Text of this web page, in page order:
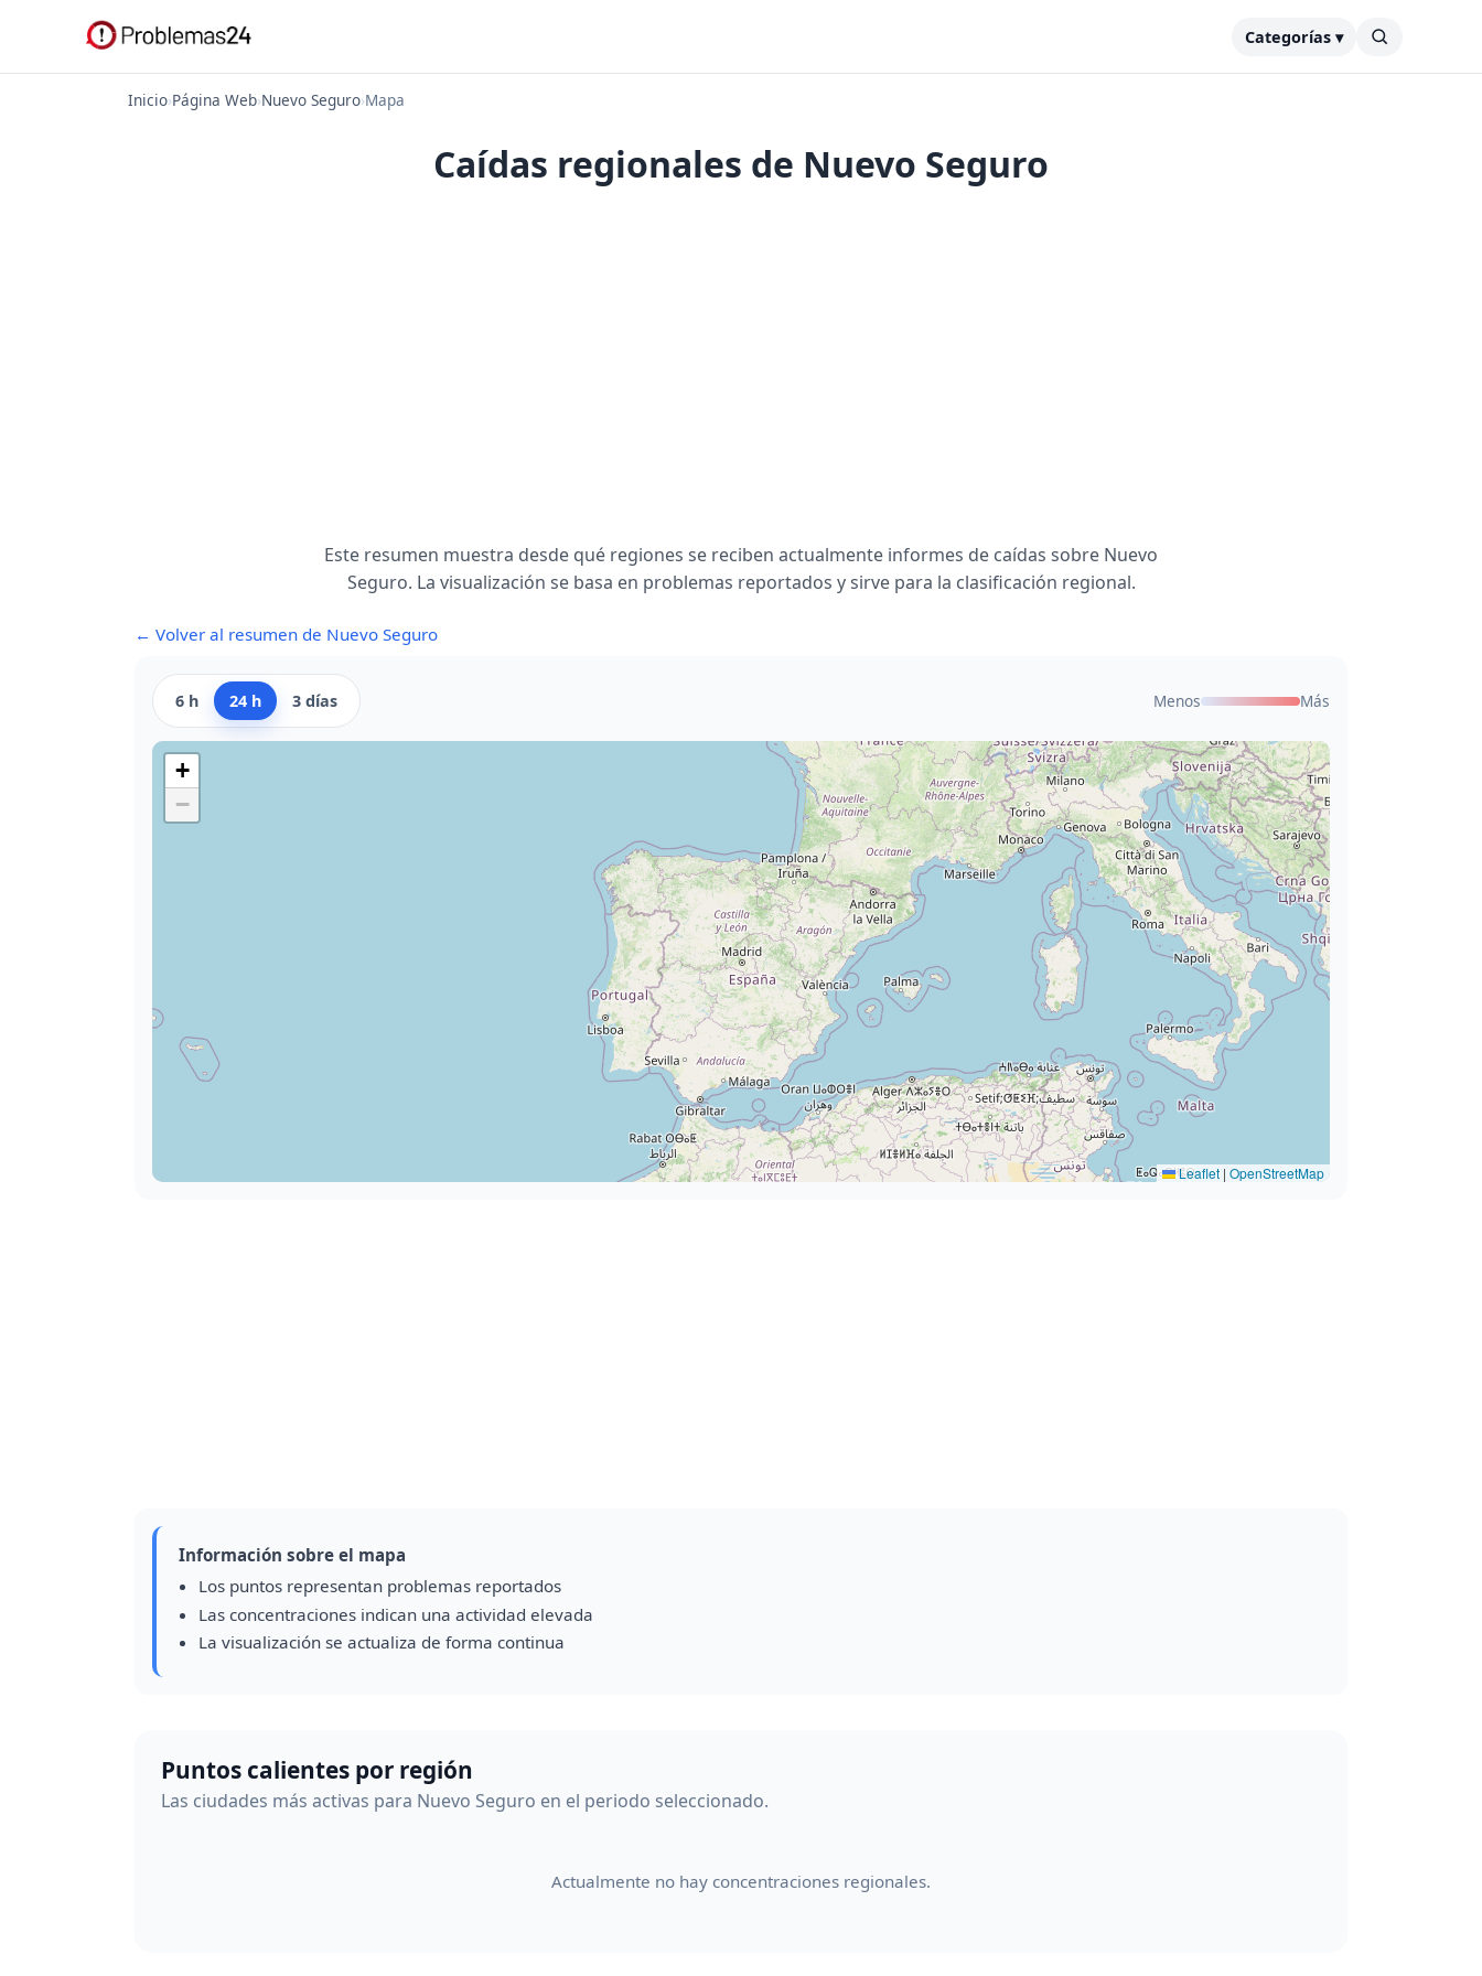
Categorías ▾
Inicio›Página Web›Nuevo Seguro›Mapa
Caídas regionales de Nuevo Seguro
Este resumen muestra desde qué regiones se reciben actualmente informes de caídas sobre Nuevo
Seguro. La visualización se basa en problemas reportados y sirve para la clasificación regional.
← Volver al resumen de Nuevo Seguro
6 h 24 h 3 días Menos Más
+
−
Leaflet | OpenStreetMap
Información sobre el mapa
Los puntos representan problemas reportados
Las concentraciones indican una actividad elevada
La visualización se actualiza de forma continua
Puntos calientes por región
Las ciudades más activas para Nuevo Seguro en el periodo seleccionado.
Actualmente no hay concentraciones regionales.